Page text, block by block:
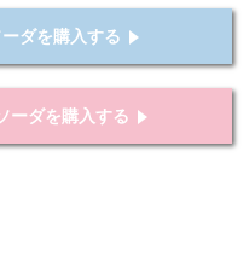
ダを購入する
ーダを購入する